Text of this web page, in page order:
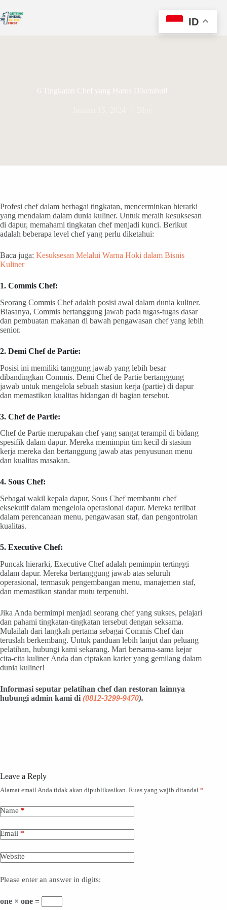
6 Tingkatan Chef yang Harus Diketahui!
Profesi chef dalam berbagai tingkatan, mencerminkan hierarki
yang mendalam dalam dunia kuliner. Untuk meraih kesuksesan
di dapur, memahami tingkatan chef menjadi kunci. Berikut
adalah beberapa level chef yang perlu diketahui:
Baca juga: Kesuksesan Melalui Warna Hoki dalam Bisnis
Kuliner
1. Commis Chef:
Seorang Commis Chef adalah posisi awal dalam dunia kuliner.
Biasanya, Commis bertanggung jawab pada tugas-tugas dasar
dan pembuatan makanan di bawah pengawasan chef yang lebih
senior.
2. Demi Chef de Partie:
Posisi ini memiliki tanggung jawab yang lebih besar
dibandingkan Commis. Demi Chef de Partie bertanggung
jawab untuk mengelola sebuah stasiun kerja (partie) di dapur
dan memastikan kualitas hidangan di bagian tersebut.
3. Chef de Partie:
Chef de Partie merupakan chef yang sangat terampil di bidang
spesifik dalam dapur. Mereka memimpin tim kecil di stasiun
kerja mereka dan bertanggung jawab atas penyusunan menu
dan kualitas masakan.
4. Sous Chef:
Sebagai wakil kepala dapur, Sous Chef membantu chef
eksekutif dalam mengelola operasional dapur. Mereka terlibat
dalam perencanaan menu, pengawasan staf, dan pengontrolan
kualitas.
5. Executive Chef:
Puncak hierarki, Executive Chef adalah pemimpin tertinggi
dalam dapur. Mereka bertanggung jawab atas seluruh
operasional, termasuk pengembangan menu, manajemen staf,
dan memastikan standar mutu terpenuhi.
Jika Anda bermimpi menjadi seorang chef yang sukses, pelajari
dan pahami tingkatan-tingkatan tersebut dengan seksama.
Mulailah dari langkah pertama sebagai Commis Chef dan
teruslah berkembang. Untuk panduan lebih lanjut dan peluang
pelatihan, hubungi kami sekarang. Mari bersama-sama kejar
cita-cita kuliner Anda dan ciptakan karier yang gemilang dalam
dunia kuliner!
Informasi seputar pelatihan chef dan restoran lainnya
hubungi admin kami di (0812-3299-9470).
Leave a Reply
Alamat email Anda tidak akan dipublikasikan. Ruas yang wajib ditandai *
Name *
Email *
Website
Please enter an answer in digits:
one × one =
ID